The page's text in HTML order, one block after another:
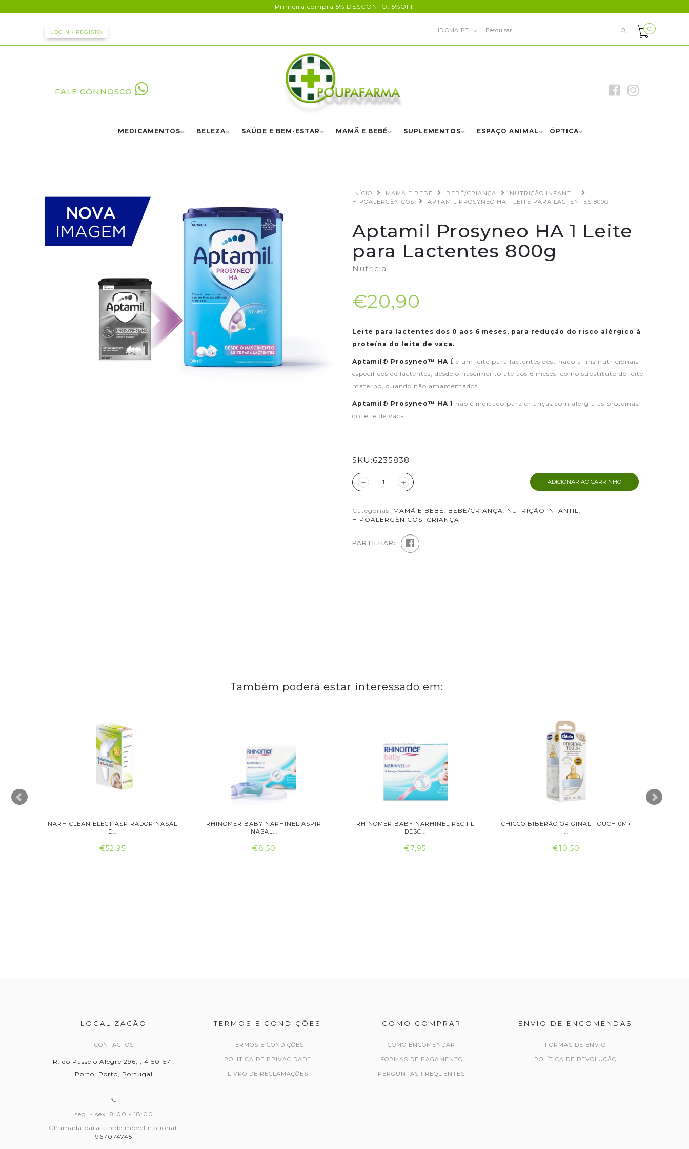
Primeira compra 5% DESCONTO: 5%OFF
LOGIN / REGISTO IDIOMA: PT
FALE CONNOSCO
0
MEDICAMENTOS BELEZA SAÚDE E BEM-ESTAR MAMÃ E BEBÉ SUPLEMENTOS ESPAÇO ANIMAL ÓPTICA
INÍCIO MAMÃ E BEBÉ BEBÉ/CRIANÇA
NUTRIÇÃO INFANTIL
HIPOALERGÊNICOS
APTAMIL PROSYNEO HA 1 LEITE PARA LACTENTES 800G
Aptamil Prosyneo HA 1 Leite
para Lactentes 800g
Nutricia
€20,90
Leite para lactentes dos 0 aos 6 meses, para redução do risco alérgico à
proteína do leite de vaca.
Aptamil® Prosyneo™ HA 1́ é um leite para lactentes destinado a fins nutricionais
específicos de lactentes, desde o nascimento até aos 6 meses, como substituto do leite
materno, quando não amamentados.
Aptamil® Prosyneo™ HA 1 não é indicado para crianças com alergia às proteínas
do leite de vaca.
SKU:6235838
ADICIONAR AO CARRINHO
Categorias: MAMÃ E BEBÉ , BEBÉ/CRIANÇA, NUTRIÇÃO INFANTIL,
HIPOALERGÊNICOS, CRIANÇA
PARTILHAR:
Também poderá estar interessado em:
NARHICLEAN ELECT ASPIRADOR NASAL
E...
€52,95
RHINOMER BABY NARHINEL ASPIR
NASAL...
€8,50
RHINOMER BABY NARHINEL REC FL
DESC...
€7,95
CHICCO BIBERÃO ORIGINAL TOUCH 0M+
...
€10,50
LOCALIZAÇÃO
CONTACTOS
R. do Passeio Alegre 296, , 4150-571,
Porto, Porto, Portugal
📞
seg. - sex. 8:00 - 18:00
Chamada para a rede móvel nacional:
967074745
TERMOS E CONDIÇÕES
TERMOS E CONDIÇÕES
POLITICA DE PRIVACIDADE
LIVRO DE RECLAMAÇÕES
COMO COMPRAR
COMO ENCOMENDAR
FORMAS DE PAGAMENTO
PERGUNTAS FREQUENTES
ENVIO DE ENCOMENDAS
FORMAS DE ENVIO
POLÍTICA DE DEVOLUÇÃO